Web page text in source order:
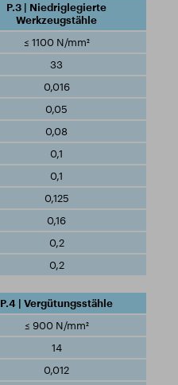
P.3 | Niedriglegierte
Werkzeugstähle
≤ 1100 N/mm²
33
0,016
0,05
0,08
0,1
0,1
0,125
0,16
0,2
0,2
P.4 | Vergütungsstähle
≤ 900 N/mm²
14
0,012